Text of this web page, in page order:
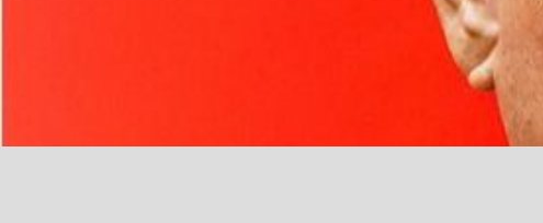
「キオクシアの投資の桁は一つ多くてもいい」時